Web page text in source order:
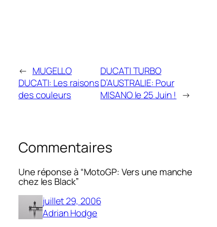
← MUGELLO
DUCATI: Les raisons
des couleurs
DUCATI TURBO
D’AUSTRALIE: Pour
MISANO le 25 Juin ! →
Commentaires
Une réponse à “MotoGP: Vers une manche
chez les Black”
juillet 29, 2006
Adrian Hodge